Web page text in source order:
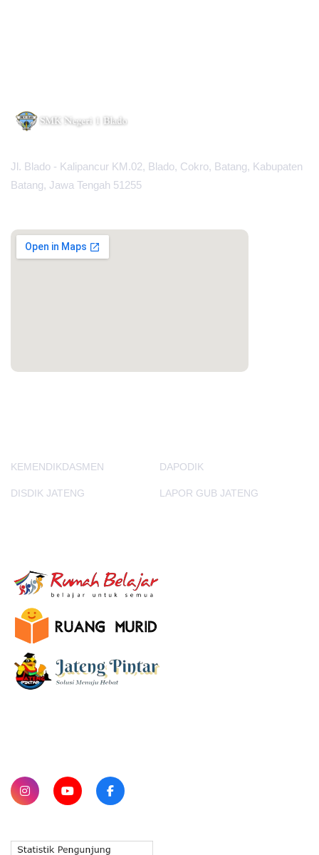
Jl. Blado - Kalipancur KM.02, Blado, Cokro, Batang, Kabupaten
Batang, Jawa Tengah 51255
KEMENDIKDASMEN DAPODIK
DISDIK JATENG LAPOR GUB JATENG